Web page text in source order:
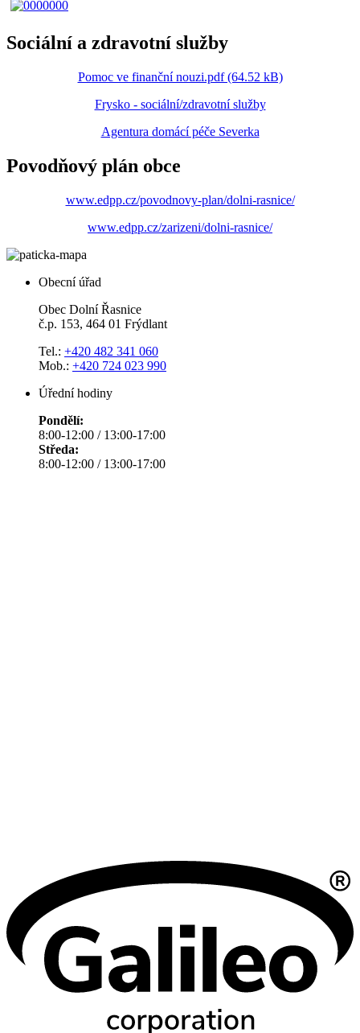
Sociální a zdravotní služby
Pomoc ve finanční nouzi.pdf (64.52 kB)
Frysko - sociální/zdravotní služby
Agentura domácí péče Severka
Povodňový plán obce
www.edpp.cz/povodnovy-plan/dolni-rasnice/
www.edpp.cz/zarizeni/dolni-rasnice/
Obecní úřad
Obec Dolní Řasnice
č.p. 153, 464 01 Frýdlant
Tel.: +420 482 341 060
Mob.: +420 724 023 990
Úřední hodiny
Pondělí:
8:00-12:00 / 13:00-17:00
Středa:
8:00-12:00 / 13:00-17:00